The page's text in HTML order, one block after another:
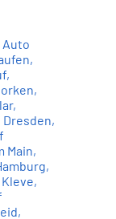
Auto
,
,
,
,
,
Main,
,
,
,